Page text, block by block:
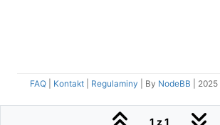
1 z 1
FAQ| Kontakt| Regulaminy | By NodeBB